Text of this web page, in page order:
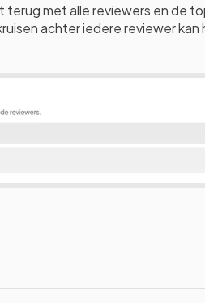
terug met alle reviewers en de
achter iedere reviewer